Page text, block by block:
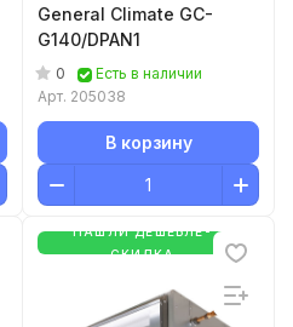
General Climate GC-
G140/DPAN1
0
Есть в наличии
Арт. 205038
В корзину
НАШЛИ ДЕШЕВЛЕ-
СКИДКА